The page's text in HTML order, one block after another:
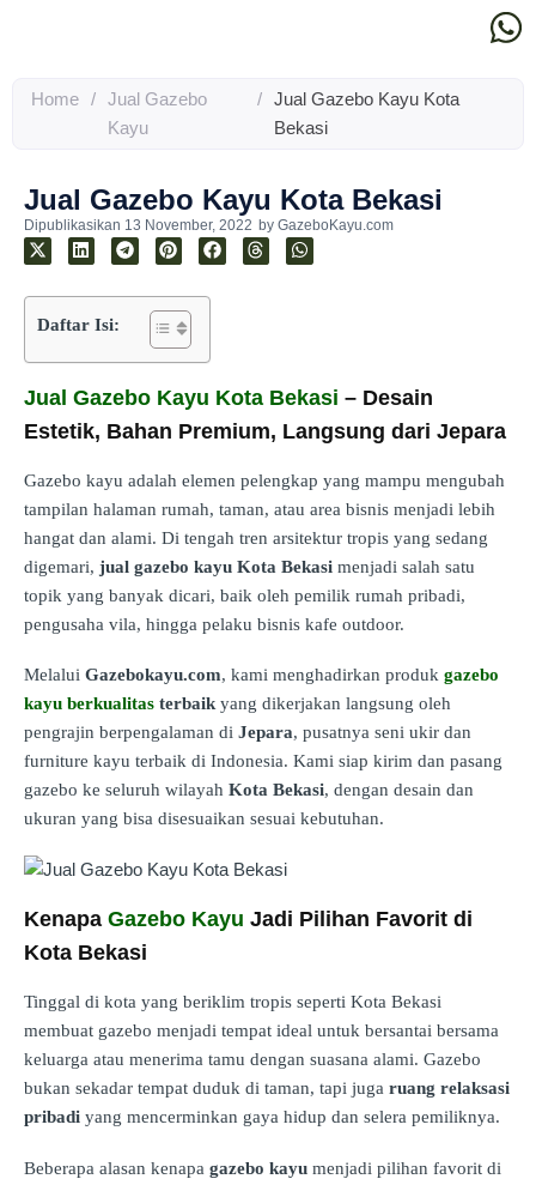
Home / Jual Gazebo
Kayu
/
Jual Gazebo Kayu Kota
Bekasi
Jual Gazebo Kayu Kota Bekasi
Dipublikasikan 13 November, 2022 by GazeboKayu.com
Daftar Isi:
Jual Gazebo Kayu Kota Bekasi – Desain
Estetik, Bahan Premium, Langsung dari Jepara
Gazebo kayu adalah elemen pelengkap yang mampu mengubah
tampilan halaman rumah, taman, atau area bisnis menjadi lebih
hangat dan alami. Di tengah tren arsitektur tropis yang sedang
digemari, jual gazebo kayu Kota Bekasi menjadi salah satu
topik yang banyak dicari, baik oleh pemilik rumah pribadi,
pengusaha vila, hingga pelaku bisnis kafe outdoor.
Melalui Gazebokayu.com, kami menghadirkan produk gazebo
kayu berkualitas terbaikyang dikerjakan langsung oleh
pengrajin berpengalaman di Jepara, pusatnya seni ukir dan
furniture kayu terbaik di Indonesia. Kami siap kirim dan pasang
gazebo ke seluruh wilayah Kota Bekasi, dengan desain dan
ukuran yang bisa disesuaikan sesuai kebutuhan.
Kenapa Gazebo Kayu Jadi Pilihan Favorit di
Kota Bekasi
Tinggal di kota yang beriklim tropis seperti Kota Bekasi
membuat gazebo menjadi tempat ideal untuk bersantai bersama
keluarga atau menerima tamu dengan suasana alami. Gazebo
bukan sekadar tempat duduk di taman, tapi juga ruang relaksasi
pribadi yang mencerminkan gaya hidup dan selera pemiliknya.
Beberapa alasan kenapa gazebo kayu menjadi pilihan favorit di